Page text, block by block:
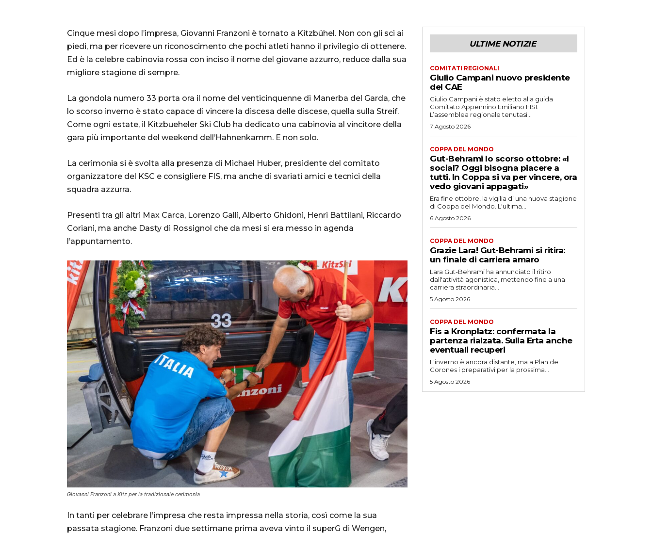
Cinque mesi dopo l’impresa, Giovanni Franzoni è tornato a Kitzbühel. Non con gli sci ai
piedi, ma per ricevere un riconoscimento che pochi atleti hanno il privilegio di ottenere.
Ed è la celebre cabinovia rossa con inciso il nome del giovane azzurro, reduce dalla sua
migliore stagione di sempre.
La gondola numero 33 porta ora il nome del venticinquenne di Manerba del Garda, che
lo scorso inverno è stato capace di vincere la discesa delle discese, quella sulla Streif.
Come ogni estate, il Kitzbueheler Ski Club ha dedicato una cabinovia al vincitore della
gara più importante del weekend dell’Hahnenkamm. E non solo.
La cerimonia si è svolta alla presenza di Michael Huber, presidente del comitato
organizzatore del KSC e consigliere FIS, ma anche di svariati amici e tecnici della
squadra azzurra.
Presenti tra gli altri Max Carca, Lorenzo Galli, Alberto Ghidoni, Henri Battilani, Riccardo
Coriani, ma anche Dasty di Rossignol che da mesi si era messo in agenda
l’appuntamento.
Giovanni Franzoni a Kitz per la tradizionale cerimonia
In tanti per celebrare l’impresa che resta impressa nella storia, così come la sua
passata stagione. Franzoni due settimane prima aveva vinto il superG di Wengen,
ULTIME NOTIZIE
COMITATI REGIONALI
Giulio Campani nuovo presidente
del CAE
Giulio Campani è stato eletto alla guida
Comitato Appennino Emiliano FISI.
L’assemblea regionale tenutasi...
7 Agosto 2026
COPPA DEL MONDO
Gut-Behrami lo scorso ottobre: «I
social? Oggi bisogna piacere a
tutti. In Coppa si va per vincere, ora
vedo giovani appagati»
Era fine ottobre, la vigilia di una nuova stagione
di Coppa del Mondo. L'ultima...
6 Agosto 2026
COPPA DEL MONDO
Grazie Lara! Gut-Behrami si ritira:
un finale di carriera amaro
Lara Gut-Behrami ha annunciato il ritiro
dall'attività agonistica, mettendo fine a una
carriera straordinaria...
5 Agosto 2026
COPPA DEL MONDO
Fis a Kronplatz: confermata la
partenza rialzata. Sulla Erta anche
eventuali recuperi
L'inverno è ancora distante, ma a Plan de
Corones i preparativi per la prossima...
5 Agosto 2026